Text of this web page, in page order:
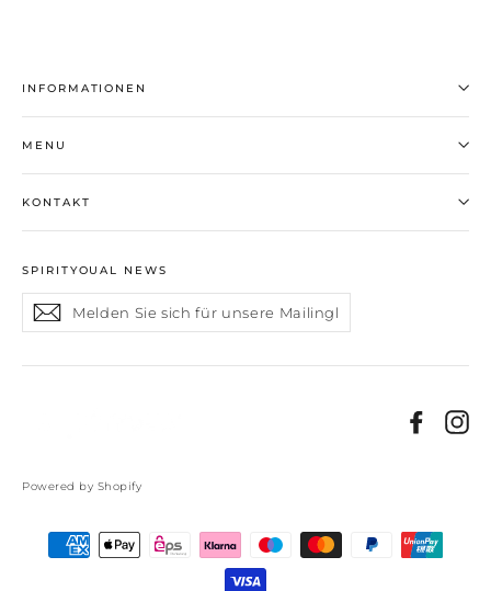
INFORMATIONEN
MENU
KONTAKT
SPIRITYOUAL NEWS
Melden
Sie
für
Abonnieren
Powered by Shopify